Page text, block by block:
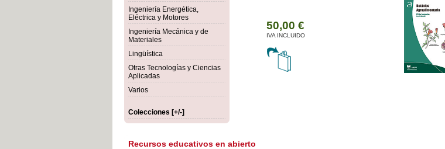
Ingeniería Energética,
Eléctrica y Motores
Ingeniería Mecánica y de
Materiales
Lingüística
Otras Tecnologías y Ciencias
Aplicadas
Varios
Colecciones [+/-]
Recursos educativos en abierto